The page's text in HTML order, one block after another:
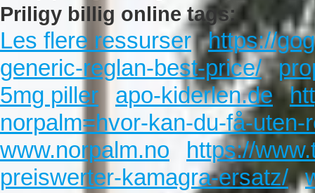
Priligy billig online tags:
Les flere ressurser
https://
generic-reglan-best-price/
5mg piller
apo-kiderlen.de
norpalm=hvor-kan-du-få-
www.norpalm.no
https://
preiswerter-kamagra-ersatz/